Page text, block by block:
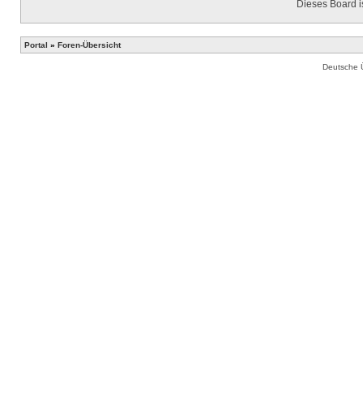
Dieses Board
Portal » Foren-Übersicht
Deutsche